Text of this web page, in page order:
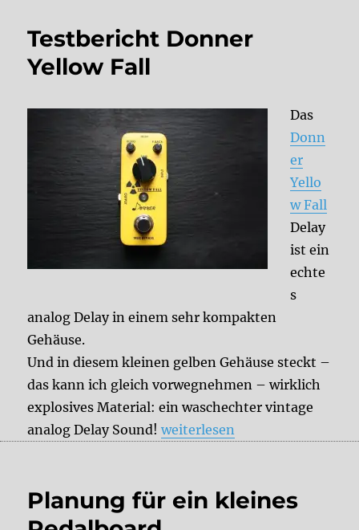
Testbericht Donner
Yellow Fall
Das
Donn
er
Yello
w Fall
Delay
ist ein
echte
s
analog Delay in einem sehr kompakten
Gehäuse.
Und in diesem kleinen gelben Gehäuse steckt –
das kann ich gleich vorwegnehmen – wirklich
explosives Material: ein waschechter vintage
analog Delay Sound!„Testbericht Donner Yellow
weiterlesen
Planung für ein kleines